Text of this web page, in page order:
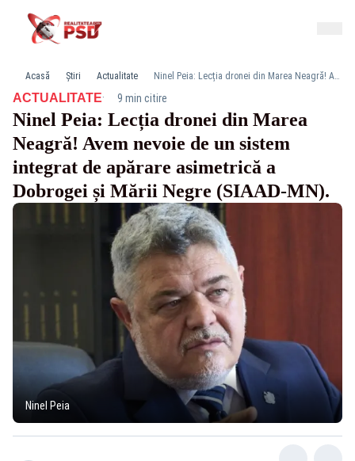
Acasă Știri Actualitate Ninel Peia: Lecția dronei din Marea Neagră! Avem nevoie de un sistem integrat de apărare asimetrică a Dobrogei și Mării Negre (SIAAD-MN).
ACTUALITATE· 9 min citire
Ninel Peia: Lecția dronei din Marea
Neagră! Avem nevoie de un sistem
integrat de apărare asimetrică a
Dobrogei și Mării Negre (SIAAD-MN).
Ninel Peia